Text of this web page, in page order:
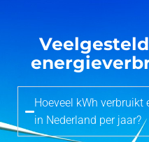
Hoeveel kWh
in Nederland per jaar?